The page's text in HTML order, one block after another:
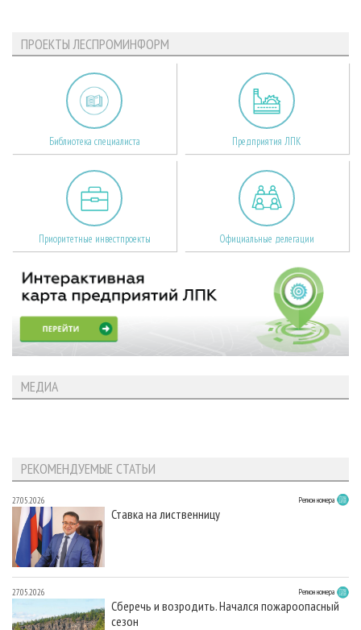
ПРОЕКТЫ ЛЕСПРОМИНФОРМ
Библиотека специалиста Предприятия ЛПК
Приоритетные инвестпроекты Официальные делегации
МЕДИА
РЕКОМЕНДУЕМЫЕ СТАТЬИ
27.05.2026 Регион номера
Ставка на лиственницу
27.05.2026 Регион номера
Сберечь и возродить. Начался пожароопасный
сезон